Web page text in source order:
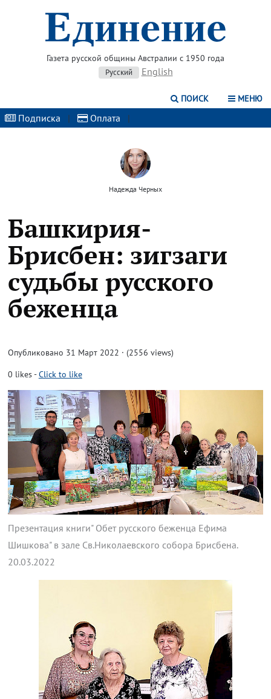
Газета русской общины Австралии с 1950 года
Русский English
ПОИСК МЕНЮ
Подписка | Оплата |
Надежда Черных
Башкирия-
Брисбен: зигзаги
судьбы русского
беженца
Опубликовано 31 Март 2022 · (2556 views)
0 likes-Click to like
Презентация книги" Обет русского беженца Ефима
Шишкова" в зале Св.Николаевского собора Брисбена.
20.03.2022